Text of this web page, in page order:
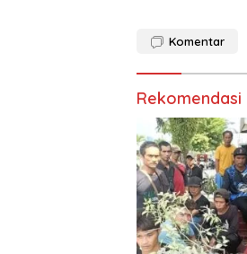
Komentar
Rekomendasi